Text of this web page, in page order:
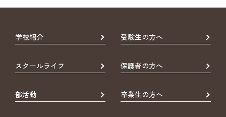
学校紹介 受験生の方へ
スクールライフ 保護者の方へ
部活動 卒業生の方へ